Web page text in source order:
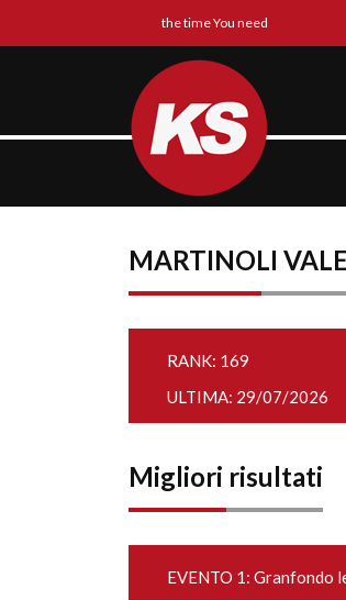
the time You need
MARTINOLI
RANK: 169
ULTIMA: 29/07/2026
Migliori risultati
EVENTO 1: Granfondo